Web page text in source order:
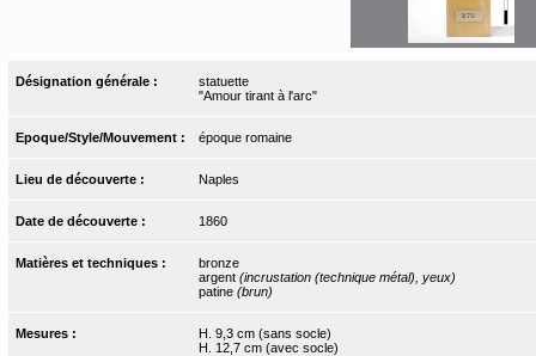
Désignation générale :
statuette
"Amour tirant à l'arc"
Epoque/Style/Mouvement : époque romaine
Lieu de découverte : Naples
Date de découverte : 1860
Matières et techniques :
bronze
argent (incrustation (technique métal), yeux)
patine (brun)
Mesures :
H. 9,3 cm (sans socle)
H. 12,7 cm (avec socle)